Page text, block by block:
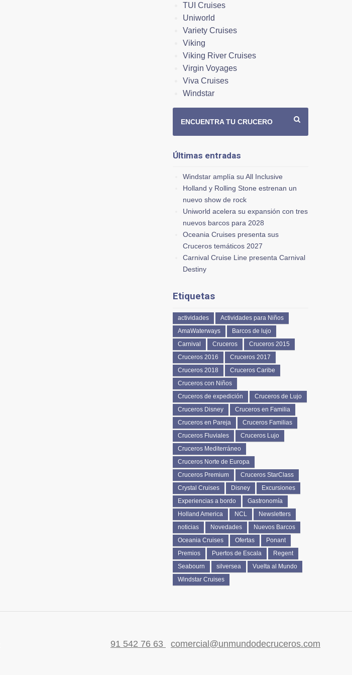
TUI Cruises
Uniworld
Variety Cruises
Viking
Viking River Cruises
Virgin Voyages
Viva Cruises
Windstar
ENCUENTRA TU CRUCERO
Últimas entradas
Windstar amplía su All Inclusive
Holland y Rolling Stone estrenan un
nuevo show de rock
Uniworld acelera su expansión con tres
nuevos barcos para 2028
Oceania Cruises presenta sus
Cruceros temáticos 2027
Carnival Cruise Line presenta Carnival
Destiny
Etiquetas
actividades
Actividades para Niños
AmaWaterways
Barcos de lujo
Carnival
Cruceros
Cruceros 2015
Cruceros 2016
Cruceros 2017
Cruceros 2018
Cruceros Caribe
Cruceros con Niños
Cruceros de expedición
Cruceros de Lujo
Cruceros Disney
Cruceros en Familia
Cruceros en Pareja
Cruceros Familias
Cruceros Fluviales
Cruceros Lujo
Cruceros Mediterráneo
Cruceros Norte de Europa
Cruceros Premium
Cruceros StarClass
Crystal Cruises
Disney
Excursiones
Experiencias a bordo
Gastronomía
Holland America
NCL
Newsletters
noticias
Novedades
Nuevos Barcos
Oceania Cruises
Ofertas
Ponant
Premios
Puertos de Escala
Regent
Seabourn
silversea
Vuelta al Mundo
Windstar Cruises
91 542 76 63 comercial@unmundodecruceros.com